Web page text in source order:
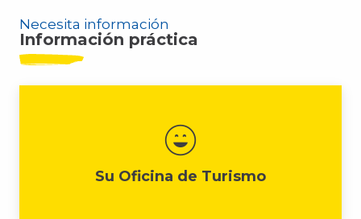
Necesita información
Información práctica
Su Oficina de Turismo